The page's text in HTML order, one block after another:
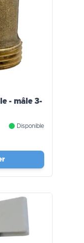
- mâle 3-
Disponible